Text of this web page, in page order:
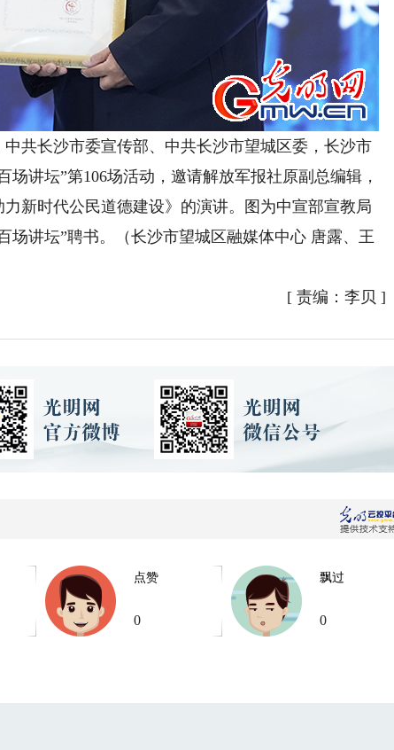
长沙市委宣传部、中共长沙市望城区委，长沙市
讲坛”第106场活动，邀请解放军报社原副总编辑，
新时代公民道德建设》的演讲。图为中宣部宣教局
场讲坛”聘书。（长沙市望城区融媒体中心 唐露、王
[ 责编：李贝 ]
点赞
0
飘过
0